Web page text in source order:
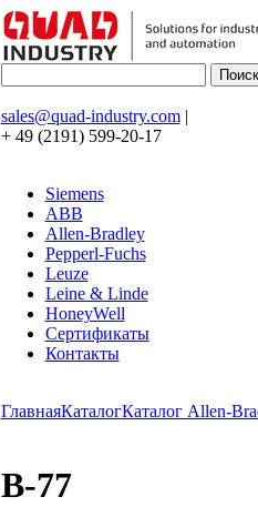
sales@quad-industry.com|
+ 49 (2191) 599-20-17
Siemens
ABB
Allen-Bradley
Pepperl-Fuchs
Leuze
Leine & Linde
HoneyWell
Сертификаты
Контакты
ГлавнаяКаталогКаталог Allen-
B-77